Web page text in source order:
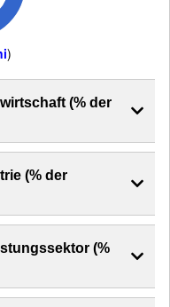
)
(% der
(% der
(%